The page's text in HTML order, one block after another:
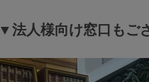
▼法人様向け窓口もご